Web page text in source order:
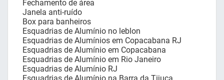
Fechamento de área
Janela anti-ruído
Box para banheiros
Esquadrias de Alumínio no leblon
Esquadrias de Alumínios em Copacabana RJ
Esquadrias de Alumínio em Copacabana
Esquadrias de Alumínio em Rio Janeiro
Esquadrias de Alumínio RJ